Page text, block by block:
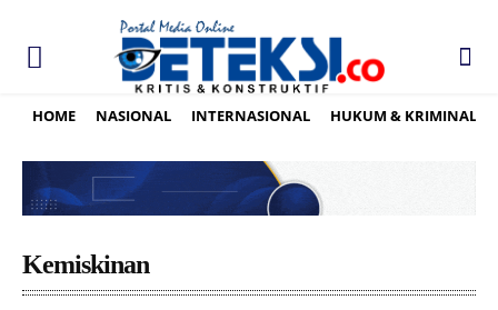
HOME NASIONAL INTERNASIONAL HUKUM & KRIMINAL
Kemiskinan